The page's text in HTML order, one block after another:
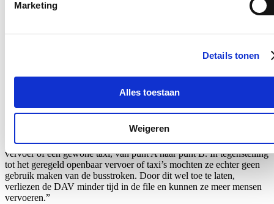
Marketing
Details tonen
Alles toestaan
Weigeren
mensen vervoeren die minder mobiel zijn, ook gebruik kunnen
maken van de busbanen. Dat vernam Vlaams parlementslid Katrien
Schryvers in antwoord op een parlementaire vraag aan minister
Peeters. “Eindelijk”, zo reageert Schryvers, “Al sinds 2015 vraag ik
rijden. Deze diensten brengen mensen die minder mobiel zijn en
daardoor geen gebruik kunnen maken van het geregeld openbaar
vervoer of een gewone taxi, van punt A naar punt B. In tegenstelling
tot het geregeld openbaar vervoer of taxi’s mochten ze echter geen
gebruik maken van de busstroken. Door dit wel toe te laten,
verliezen de DAV minder tijd in de file en kunnen ze meer mensen
vervoeren.”